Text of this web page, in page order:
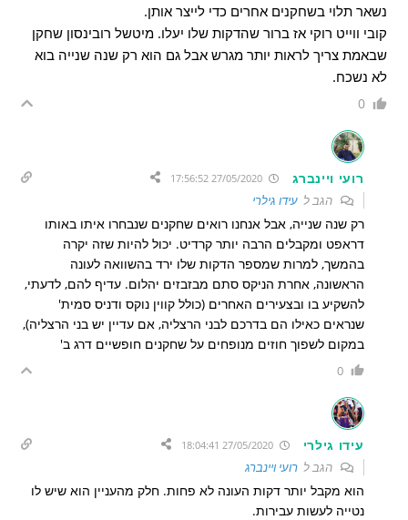
נשאר תלוי בשחקנים אחרים כדי לייצר אותן.
קובי ווייט רוקי אז ברור שהדקות שלו יעלו. מיטשל רובינסון שחקן
שבאמת צריך לראות יותר מגרש אבל גם הוא רק שנה שנייה בוא
לא נשכח.
0
רועי ויינברג
הגב לעידו גילרי
רק שנה שנייה, אבל אנחנו רואים שחקנים שנבחרו איתו באותו
דראפט ומקבלים הרבה יותר קרדיט. יכול להיות שזה יקרה
בהמשך, למרות שמספר הדקות שלו ירד בהשוואה לעונה
הראשונה, אחרת הניקס סתם מבזבזים יהלום. עדיף להם, לדעתי,
להשקיע בו ובצעירים האחרים (כולל קווין נוקס ודניס סמית'
שנראים כאילו הם בדרכם לבני הרצליה, אם עדיין יש בני הרצליה),
במקום לשפוך חוזים מנופחים על שחקנים חופשיים דרג ב'
0
עידו גילרי 27/05/2020 18:04:41
הגב לרועי ויינברג
הוא מקבל יותר דקות העונה לא פחות. חלק מהעניין הוא שיש לו
נטייה לעשות עבירות.